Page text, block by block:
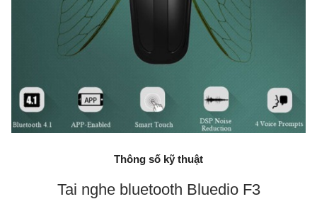
Thông số kỹ thuật
Tai nghe bluetooth Bluedio F3